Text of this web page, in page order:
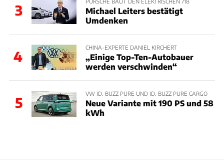
3
Michael Leiters bestätigt
Umdenken
4
CHINA-EXPERTE DANIEL KIRCHERT
„Einige Top-Ten-Autobauer
werden verschwinden“
5
VW ID. BUZZ PURE UND ID. BUZZ PURE CARGO
Neue Variante mit 190 PS und 58
kWh